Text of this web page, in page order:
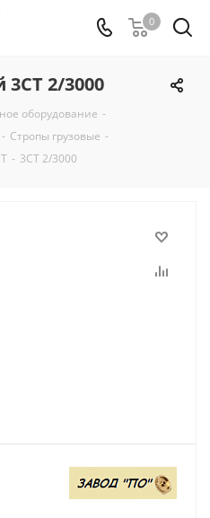
0
3СТ 2/3000
оборудование -
- Стропы грузовые -
- 3СТ 2/3000